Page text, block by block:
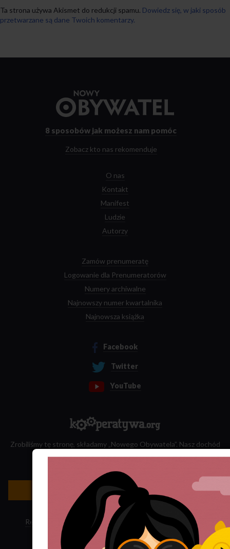
Ta strona używa Akismet do redukcji spamu. Dowiedz się, w jaki sposób
przetwarzane są dane Twoich komentarzy.
strony
8 sposobów jak możesz nam pomóc
Zobacz kto nas rekomenduje
O nas
Kontakt
Manifest
Ludzie
Autorzy
Zamów prenumeratę
Logowanie dla Prenumeratorów
Numery archiwalne
Najnowszy numer kwartalnika
Najnowsza książka
Facebook
Twitter
YouTube
Zrobiliśmy tę stronę, składamy „Nowego Obywatela”. Nasz dochód
Newsletter »
Regulamin sklepu Polityka ciasteczek · Subskrypcja RSS